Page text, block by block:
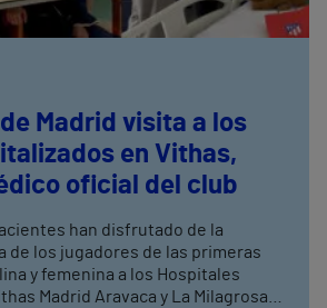
Madrid visita a los
en Vithas,
oficial del club
han disfrutado de la
de los jugadores de las primeras
y femenina a los Hospitales
Madrid Aravaca y La Milagrosa